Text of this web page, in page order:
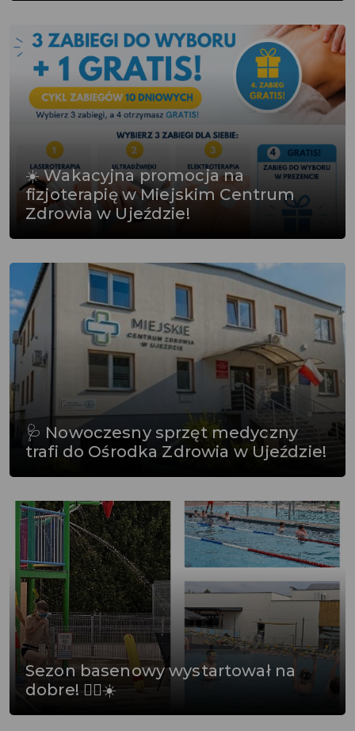
☀️ Wakacyjna promocja na
fizjoterapię w Miejskim Centrum
Zdrowia w Ujeździe!
🩺 Nowoczesny sprzęt medyczny
trafi do Ośrodka Zdrowia w Ujeździe!
Sezon basenowy wystartował na
dobre! 🏊‍♂️☀️